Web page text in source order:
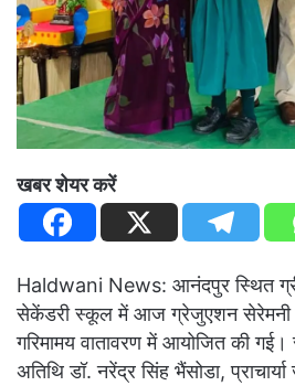
खबर शेयर करें
Haldwani News: आनंदपुर स्थित
सेकेंडरी स्कूल में आज ग्रेजुएशन सेरेमनी
गरिमामय वातावरण में आयोजित की
अतिथि डॉ. नरेंद्र सिंह भैंसोडा,